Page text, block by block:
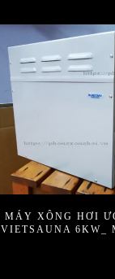
MÁY XÔNG HƠI
VIETSAUNA 6KW_